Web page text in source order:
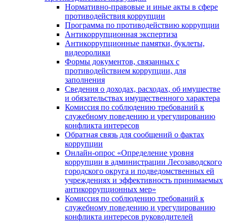
Нормативно-правовые и иные акты в сфере
противодействия коррупции
Программа по противодействию коррупции
Антикоррупционная экспертиза
Антикоррупционные памятки, буклеты,
видеоролики
Формы документов, связанных с
противодействием коррупции, для
заполнения
Сведения о доходах, расходах, об имуществе
и обязательствах имущественного характера
Комиссия по соблюдению требований к
служебному поведению и урегулированию
конфликта интересов
Обратная связь для сообщений о фактах
коррупции
Онлайн-опрос «Определение уровня
коррупции в администрации Лесозаводского
городского округа и подведомственных ей
учреждениях и эффективность принимаемых
антикоррупционных мер»
Комиссия по соблюдению требований к
служебному поведению и урегулированию
конфликта интересов руководителей